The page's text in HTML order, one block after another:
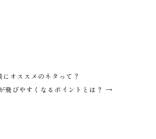
オススメのネタって？
飛びやすくなるポイントとは？ →